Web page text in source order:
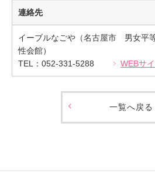
連絡先
イーブルなごや（名古屋市 男女平
性会館）
TEL：052-331-5288
WEBサ
一覧へ戻る